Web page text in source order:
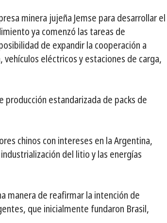
minera jujeña Jemse para desarrollar el
ya comenzó las tareas de
de expandir la cooperación a
eléctricos y estaciones de carga,
producción estandarizada de packs de
chinos con intereses en la Argentina,
del litio y las energías
manera de reafirmar la intención de
que inicialmente fundaron Brasil,